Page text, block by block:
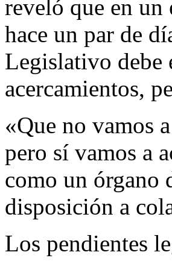
reveló que en
hace un par de
Legislativo debe
acercamientos,
«Que no vamos
pero sí vamos a
como un órgano
disposición a
Los pendientes